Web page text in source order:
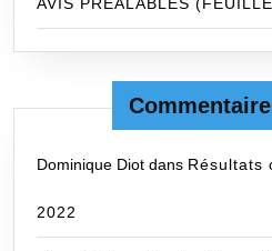
AVIS PRÉALABLES
Dominique Diot dans Résultats
2022